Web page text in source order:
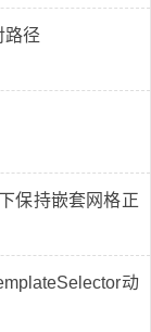
路径
保持嵌套网格正
动